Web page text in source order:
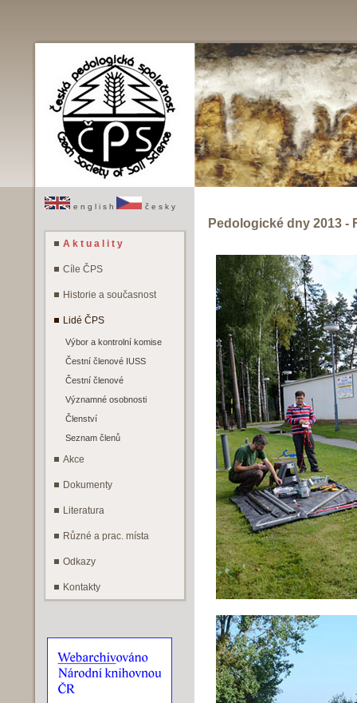
e n g l i s h č e s k y
A k t u a l i t y
Cíle ČPS
Historie a současnost
Lidé ČPS
Výbor a kontrolní komise
Čestní členové IUSS
Čestní členové
Významné osobnosti
Členství
Seznam členů
Akce
Dokumenty
Literatura
Různé a prac. místa
Odkazy
Kontakty
Pedologické dny 2013 -